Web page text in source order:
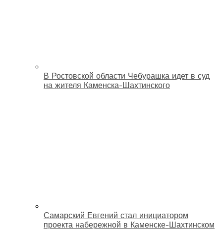
В Ростовской области Чебурашка идет в суд
на жителя Каменска-Шахтинского
Самарский Евгений стал инициатором
проекта набережной в Каменске-Шахтинском